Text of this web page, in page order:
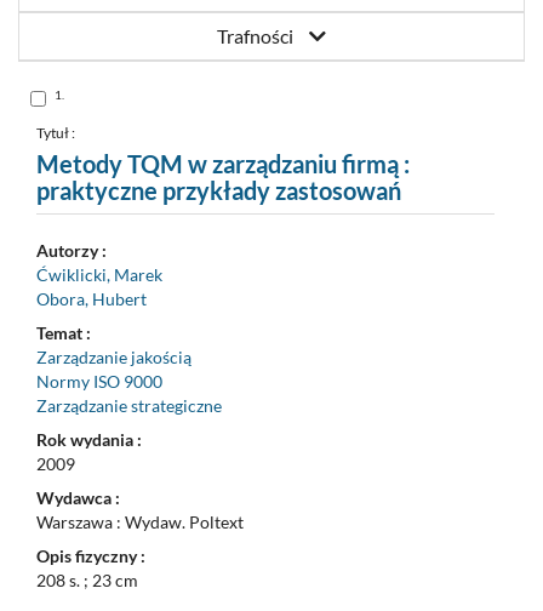
Trafności
Skocz
do
nr
1
1.
Tytuł :
Metody TQM w zarządzaniu firmą :
praktyczne przykłady zastosowań
Autorzy :
Ćwiklicki, Marek
Obora, Hubert
Temat :
Zarządzanie jakością
Normy ISO 9000
Zarządzanie strategiczne
Rok wydania :
2009
Wydawca :
Warszawa : Wydaw. Poltext
Opis fizyczny :
208 s. ; 23 cm